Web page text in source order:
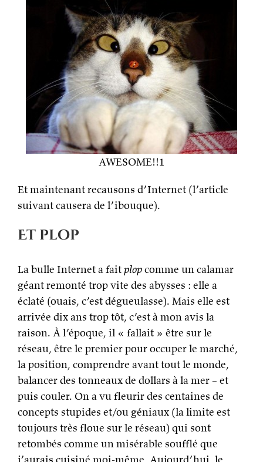
AWESOME!!1
Et maintenant recausons d’Internet (l’article
suivant causera de l’ibouque).
Et plop
La bulle Internet a faitplopcomme un calamar
géant remonté trop vite des abysses : elle a
éclaté (ouais, c’est dégueulasse). Mais elle est
arrivée dix ans trop tôt, c’est à mon avis la
raison. À l’époque, il « fallait » être sur le
réseau, être le premier pour occuper le marché,
la position, comprendre avant tout le monde,
balancer des tonneaux de dollars à la mer – et
puis couler. On a vu fleurir des centaines de
concepts stupides et/ou géniaux (la limite est
toujours très floue sur le réseau) qui sont
retombés comme un misérable soufflé que